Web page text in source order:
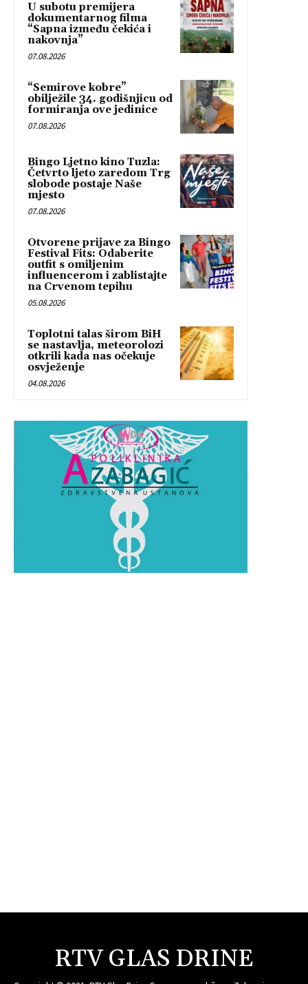
U subotu premijera
dokumentarnog filma
“Sapna između čekića i
nakovnja”
07.08.2026
“Semirove kobre”
obilježile 34. godišnjicu od
formiranja ove jedinice
07.08.2026
Bingo Ljetno kino Tuzla:
Četvrto ljeto zaredom Trg
slobode postaje Naše
mjesto
07.08.2026
Otvorene prijave za Bingo
Festival Fits: Odaberite
outfit s omiljenim
influencerom i zablistajte
na Crvenom tepihu
05.08.2026
Toplotni talas širom BiH
se nastavlja, meteorolozi
otkrili kada nas očekuje
osvježenje
04.08.2026
RTV GLAS DRINE